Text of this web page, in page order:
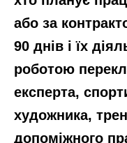
або за
90 днів і їх
роботою
експерта,
художника,
допоміжного